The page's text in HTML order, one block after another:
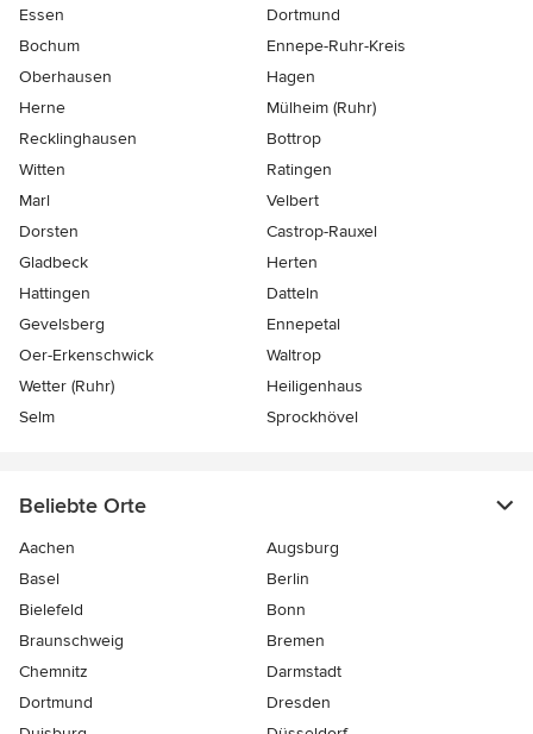
Essen
Dortmund
Bochum
Ennepe-Ruhr-Kreis
Oberhausen
Hagen
Herne
Mülheim (Ruhr)
Recklinghausen
Bottrop
Witten
Ratingen
Marl
Velbert
Dorsten
Castrop-Rauxel
Gladbeck
Herten
Hattingen
Datteln
Gevelsberg
Ennepetal
Oer-Erkenschwick
Waltrop
Wetter (Ruhr)
Heiligenhaus
Selm
Sprockhövel
Beliebte Orte
Aachen
Augsburg
Basel
Berlin
Bielefeld
Bonn
Braunschweig
Bremen
Chemnitz
Darmstadt
Dortmund
Dresden